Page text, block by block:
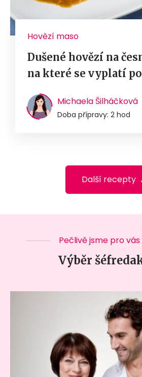
Hovězí maso
Dušené hovězí na
na které se vyplatí
Michaela Šilháčková
Doba přípravy: 2 hod
Další recepty
Pečlivě jsme pro
Výběr